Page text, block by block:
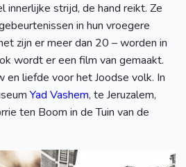
innerlijke strijd, de hand reikt. Ze
in hun vroegere
zijn er meer dan 20 – worden in
wordt er een film van gemaakt.
liefde voor het Joodse volk. In
Yad Vashem, te Jeruzalem,
ten Boom in de Tuin van de